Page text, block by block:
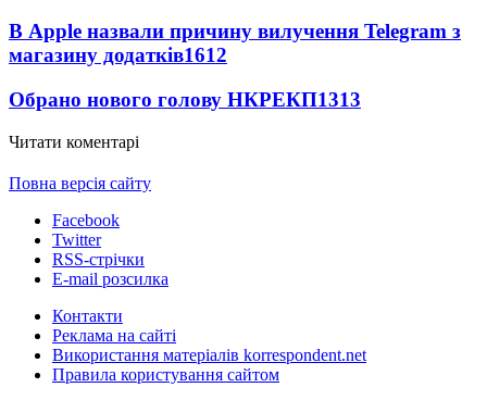
В Apple назвали причину вилучення Telegram з
магазину додатків1612
Обрано нового голову НКРЕКП1313
Читати коментарі
Повна версія сайту
Facebook
Twitter
RSS-стрічки
E-mail розсилка
Контакти
Реклама на сайті
Використання матеріалів korrespondent.net
Правила користування сайтом